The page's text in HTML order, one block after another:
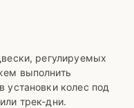
регулируемых
выполнить
установки колес под
трек-дни.